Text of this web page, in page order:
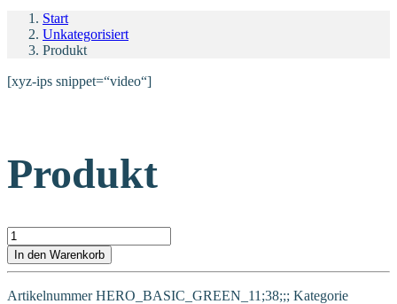
Start
Unkategorisiert
Produkt
[xyz-ips snippet=“video“]
Produkt
Produkt Menge
In den Warenkorb
Artikelnummer HERO_BASIC_GREEN_11;38;;; Kategorie